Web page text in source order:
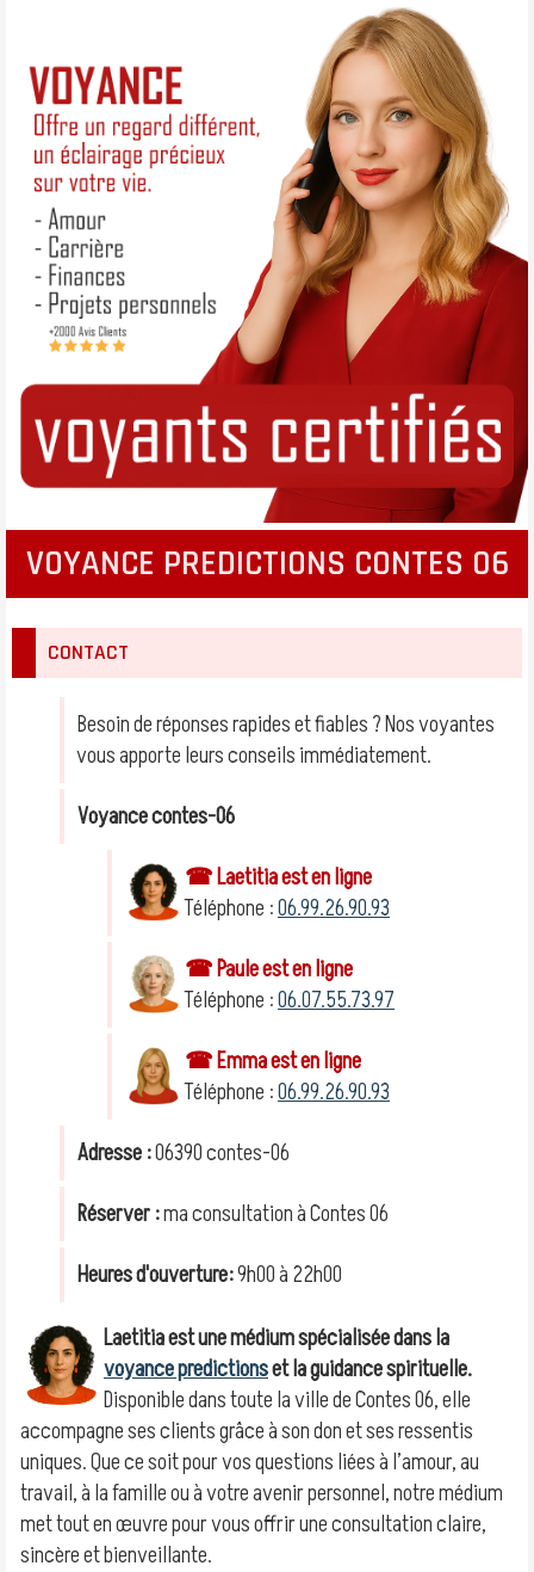
VOYANCE PREDICTIONS CONTES 06
CONTACT
Besoin de réponses rapides et fiables ? Nos voyantes
vous apporte leurs conseils immédiatement.
Voyance contes-06
☎ Laetitia est en ligne
Téléphone :06.99.26.90.93
☎ Paule est en ligne
Téléphone :06.07.55.73.97
☎ Emma est en ligne
Téléphone :06.99.26.90.93
Adresse :06390 contes-06
Réserver :ma consultation à Contes 06
Heures d'ouverture:9h00 à 22h00
Laetitia est une médium spécialisée dans la
voyance predictionset la guidance spirituelle.
Disponible dans toute la ville de Contes 06, elle
accompagne ses clients grâce à son don et ses ressentis
uniques. Que ce soit pour vos questions liées à l’amour, au
travail, à la famille ou à votre avenir personnel, notre médium
met tout en œuvre pour vous offrir une consultation claire,
sincère et bienveillante.